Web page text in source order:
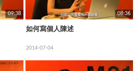
09:38 08:36
如何寫個人陳述
2014-07-04